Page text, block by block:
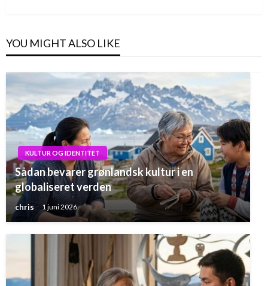
YOU MIGHT ALSO LIKE
KULTUR OG IDENTITET
Sådan bevarer grønlandsk kultur i en
globaliseret verden
chris 1 juni 2026